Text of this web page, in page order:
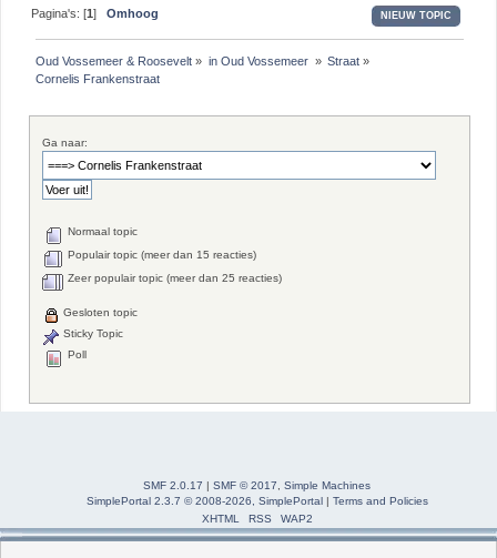
NIEUW TOPIC
Pagina's: [1]Omhoog
Oud Vossemeer & Roosevelt » in Oud Vossemeer » Straat»
Cornelis Frankenstraat
Ga naar:
Normaal topic
Populair topic (meer dan 15 reacties)
Zeer populair topic (meer dan 25 reacties)
Gesloten topic
Sticky Topic
Poll
SMF 2.0.17 | SMF © 2017
Simple Machines
SimplePortal 2.3.7 © 2008-2026, SimplePortal| Terms and Policies
XHTML
RSS WAP2